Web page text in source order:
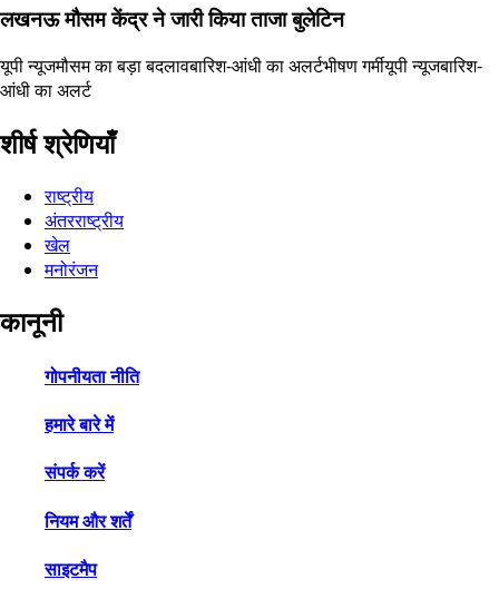
लखनऊ मौसम केंद्र ने जारी किया ताजा बुलेटिन
यूपी न्यूजमौसम का बड़ा बदलावबारिश-आंधी का अलर्टभीषण गर्मीयूपी न्यूजबारिश-
आंधी का अलर्ट
शीर्ष श्रेणियाँ
राष्ट्रीय
अंतरराष्ट्रीय
खेल
मनोरंजन
कानूनी
गोपनीयता नीति
हमारे बारे में
संपर्क करें
नियम और शर्तें
साइटमैप